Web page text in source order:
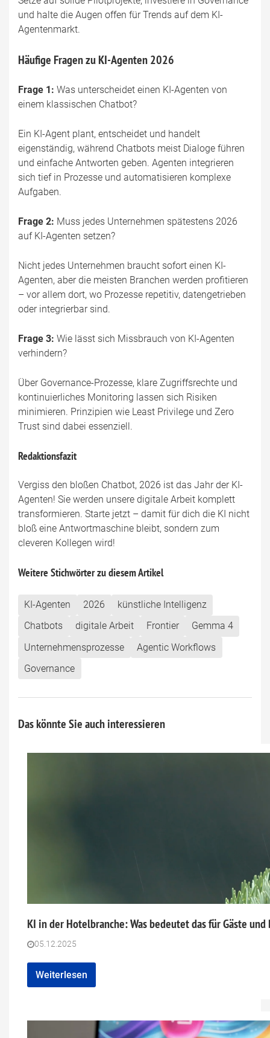
und halte die Augen offen für Trends auf dem KI-
Agentenmarkt.
Häufige Fragen zu KI-Agenten 2026
Frage 1: Was unterscheidet einen KI-Agenten von
einem klassischen Chatbot?
Ein KI-Agent plant, entscheidet und handelt
eigenständig, während Chatbots meist Dialoge führen
und einfache Antworten geben. Agenten integrieren
sich tief in Prozesse und automatisieren komplexe
Aufgaben.
Frage 2: Muss jedes Unternehmen spätestens 2026
auf KI-Agenten setzen?
Nicht jedes Unternehmen braucht sofort einen KI-
Agenten, aber die meisten Branchen werden profitieren
– vor allem dort, wo Prozesse repetitiv, datengetrieben
oder integrierbar sind.
Frage 3: Wie lässt sich Missbrauch von KI-Agenten
verhindern?
Über Governance-Prozesse, klare Zugriffsrechte und
kontinuierliches Monitoring lassen sich Risiken
minimieren. Prinzipien wie Least Privilege und Zero
Trust sind dabei essenziell.
Redaktionsfazit
Vergiss den bloßen Chatbot, 2026 ist das Jahr der KI-
Agenten! Sie werden unsere digitale Arbeit komplett
transformieren. Starte jetzt – damit für dich die KI nicht
bloß eine Antwortmaschine bleibt, sondern zum
cleveren Kollegen wird!
Weitere Stichwörter zu diesem Artikel
KI-Agenten 2026
künstliche Intelligenz
Chatbots
digitale Arbeit Frontier
Gemma 4
Unternehmensprozesse
Agentic Workflows
Governance
Das könnte Sie auch interessieren
KI in der Hotelbranche: Was bedeutet das für Gäste
05.12.2025
Weiterlesen